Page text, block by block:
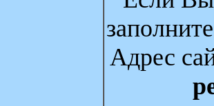
Адрес